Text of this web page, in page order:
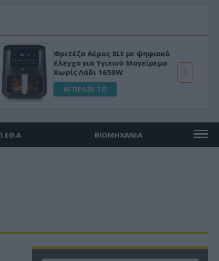
Φριτέζα Αέρος 8Lt με ψηφιακό
έλεγχο για Υγιεινό Μαγείρεμα
Χωρίς Λάδι 1650W
ΑΓΟΡΑΣΕ ΤΟ
ΒΙΟΜΗΧΑΝΙΑ